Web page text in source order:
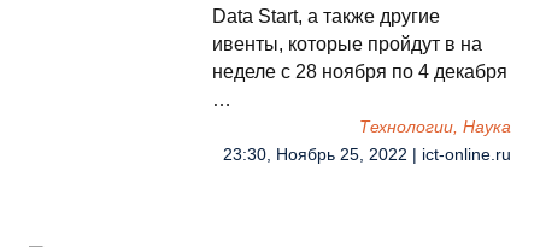
Data Start, а также другие
ивенты, которые пройдут в на
неделе с 28 ноября по 4 декабря
…
Технологии, Наука
23:30, Ноябрь 25, 2022 | ict-online.ru